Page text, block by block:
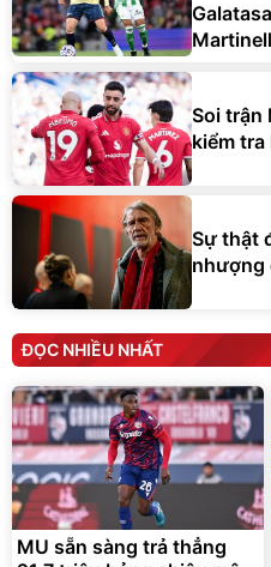
Soi trận
kiểm
Sự thật
nhượng
ĐỌC NHIỀU NHẤT
MU sẵn sàng trả thẳng